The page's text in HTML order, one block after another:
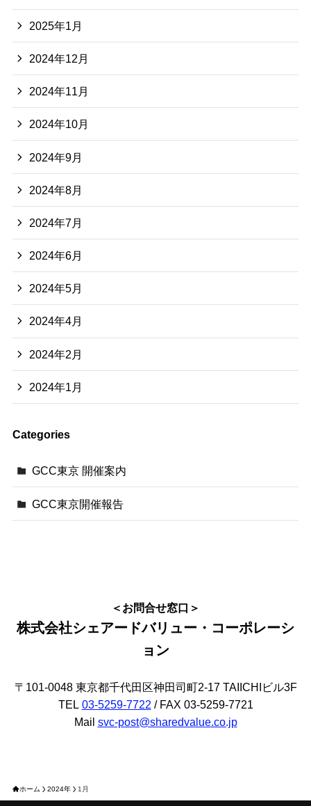
2025年1月
2024年12月
2024年11月
2024年10月
2024年9月
2024年8月
2024年7月
2024年6月
2024年5月
2024年4月
2024年2月
2024年1月
Categories
GCC東京 開催案内
GCC東京開催報告
＜お問合せ窓口＞
株式会社シェアードバリュー・コーポレーシ
ョン
〒101-0048 東京都千代田区神田司町2-17 TAIICHIビル3F
TEL 03-5259-7722 / FAX 03-5259-7721
Mail svc-post@sharedvalue.co.jp
ホーム 2024年 1月